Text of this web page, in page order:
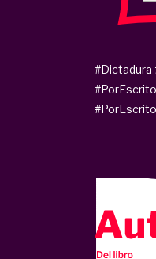
#Dictadura